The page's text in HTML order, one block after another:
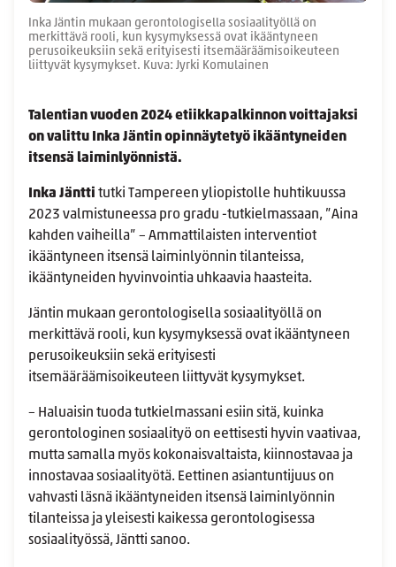
Inka Jäntin mukaan gerontologisella sosiaalityöllä on
merkittävä rooli, kun kysymyksessä ovat ikääntyneen
perusoikeuksiin sekä erityisesti itsemääräämisoikeuteen
liittyvät kysymykset. Kuva: Jyrki Komulainen
Talentian vuoden 2024 etiikkapalkinnon voittajaksi
on valittu Inka Jäntin opinnäytetyö ikääntyneiden
itsensä laiminlyönnistä.
Inka Jäntti tutki Tampereen yliopistolle huhtikuussa
2023 valmistuneessa pro gradu -tutkielmassaan, ”Aina
kahden vaiheilla” – Ammattilaisten interventiot
ikääntyneen itsensä laiminlyönnin tilanteissa,
ikääntyneiden hyvinvointia uhkaavia haasteita.
Jäntin mukaan gerontologisella sosiaalityöllä on
merkittävä rooli, kun kysymyksessä ovat ikääntyneen
perusoikeuksiin sekä erityisesti
itsemääräämisoikeuteen liittyvät kysymykset.
– Haluaisin tuoda tutkielmassani esiin sitä, kuinka
gerontologinen sosiaalityö on eettisesti hyvin vaativaa,
mutta samalla myös kokonaisvaltaista, kiinnostavaa ja
innostavaa sosiaalityötä. Eettinen asiantuntijuus on
vahvasti läsnä ikääntyneiden itsensä laiminlyönnin
tilanteissa ja yleisesti kaikessa gerontologisessa
sosiaalityössä, Jäntti sanoo.